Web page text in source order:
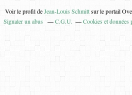
Voir le profil deJean-Louis Schmittsur le portail
Signaler un abus
C.G.U. Cookies et données